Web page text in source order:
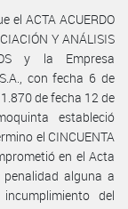
el ACTA ACUERDO
Y ANÁLISIS
y la Empresa
con fecha 6 de
de fecha 12 de
estableció
el CINCUENTA
en el Acta
alguna a
del